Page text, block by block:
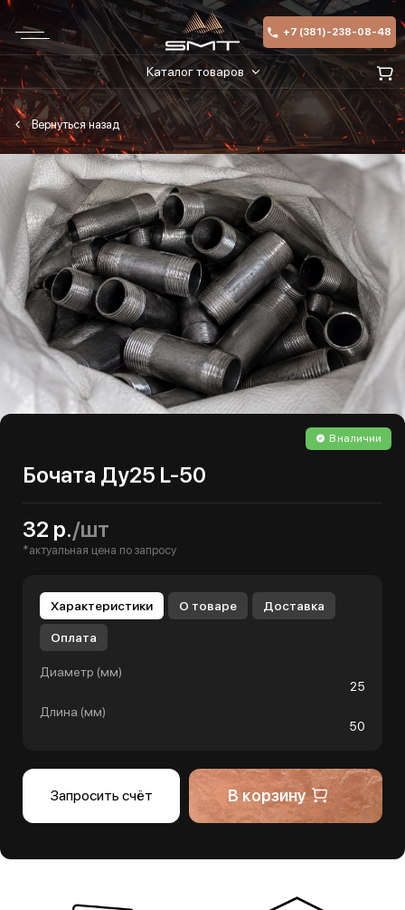
+7 (381)-238-08-48
Каталог товаров
В наличии
Бочата Ду25 L-50
32 р./шт
*актуальная цена по запросу
Характеристики О товаре Доставка
Оплата
Диаметр (мм)
25
Длина (мм)
50
Запросить счёт В корзину